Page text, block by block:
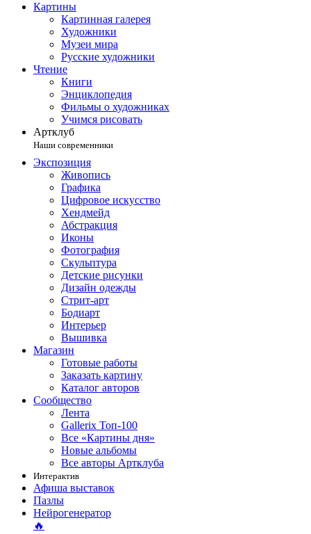
Картины
Картинная галерея
Художники
Музеи мира
Русские художники
Чтение
Книги
Энциклопедия
Фильмы о художниках
Учимся рисовать
Артклуб
Наши современники
Экспозиция
Живопись
Графика
Цифровое искусство
Хендмейд
Абстракция
Иконы
Фотография
Скульптура
Детские рисунки
Дизайн одежды
Стрит-арт
Бодиарт
Интерьер
Вышивка
Магазин
Готовые работы
Заказать картину
Каталог авторов
Сообщество
Лента
Gallerix Топ-100
Все «Картины дня»
Новые альбомы
Все авторы Артклуба
Интерактив
Афиша выставок
Пазлы
Нейрогенератор
🔥